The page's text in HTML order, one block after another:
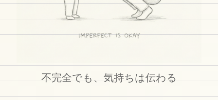
不完全でも、気持ちは伝わる